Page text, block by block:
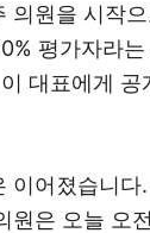
의원을 시작
평가자라
대표에게 공
이어졌습니다
원은 오늘 오